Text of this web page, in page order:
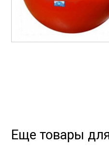
Еще товары